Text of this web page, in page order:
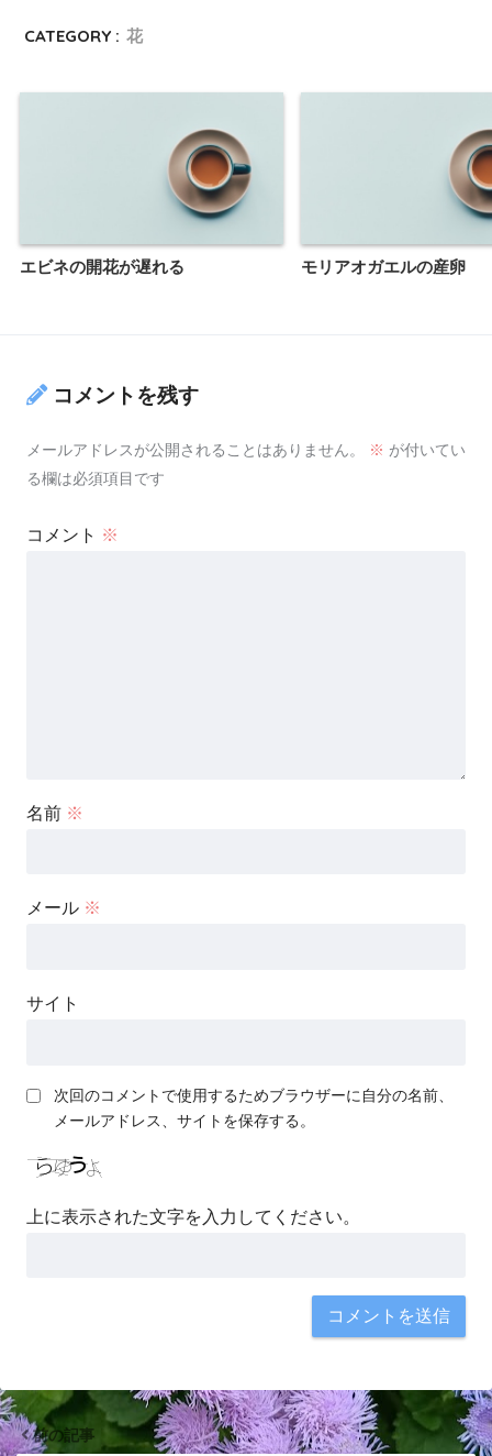
CATEGORY : 花
エビネの開花が遅れる モリアオガエルの産卵
コメントを残す
メールアドレスが公開されることはありません。 ※ が付いてい
る欄は必須項目です
コメント ※
名前 ※
メール ※
サイト
次回のコメントで使用するためブラウザーに自分の名前、
メールアドレス、サイトを保存する。
上に表示された文字を入力してください。
前の記事